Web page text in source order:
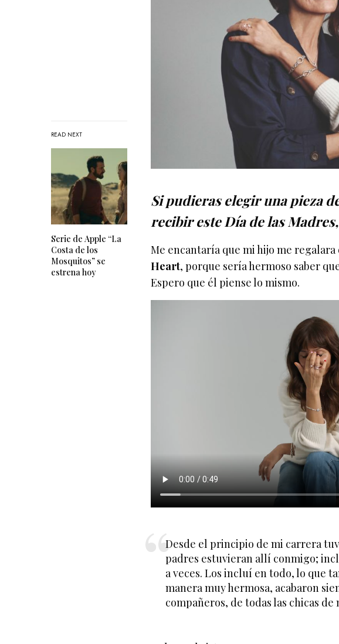
READ NEXT
Serie de Apple “La
Costa de los
Mosquitos” se
estrena hoy
Si pudieras elegir una pieza
recibir este Día de las
Me encantaría que mi hijo me
Heart, porque sería hermoso saber
Espero que él piense lo mismo.
Desde el principio de mi carrera
padres estuvieran allí conmigo;
a veces. Los incluí en todo, lo que
manera muy hermosa, acabaron
compañeros, de todas las chicas